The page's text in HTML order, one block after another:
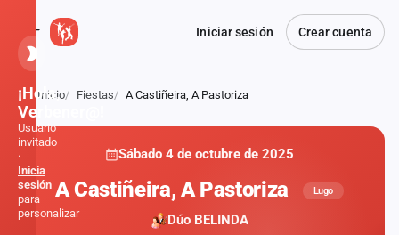
Iniciar sesión Crear cuenta
Atrás
Inicio Fiestas A Castiñeira, A Pastoriza
Sábado 4 de octubre de 2025
A Castiñeira, A Pastoriza Lugo
Dúo BELINDA
¡Hola,
Verbener@!
Usuario
invitado
·
Inicia
sesión
para
personalizar